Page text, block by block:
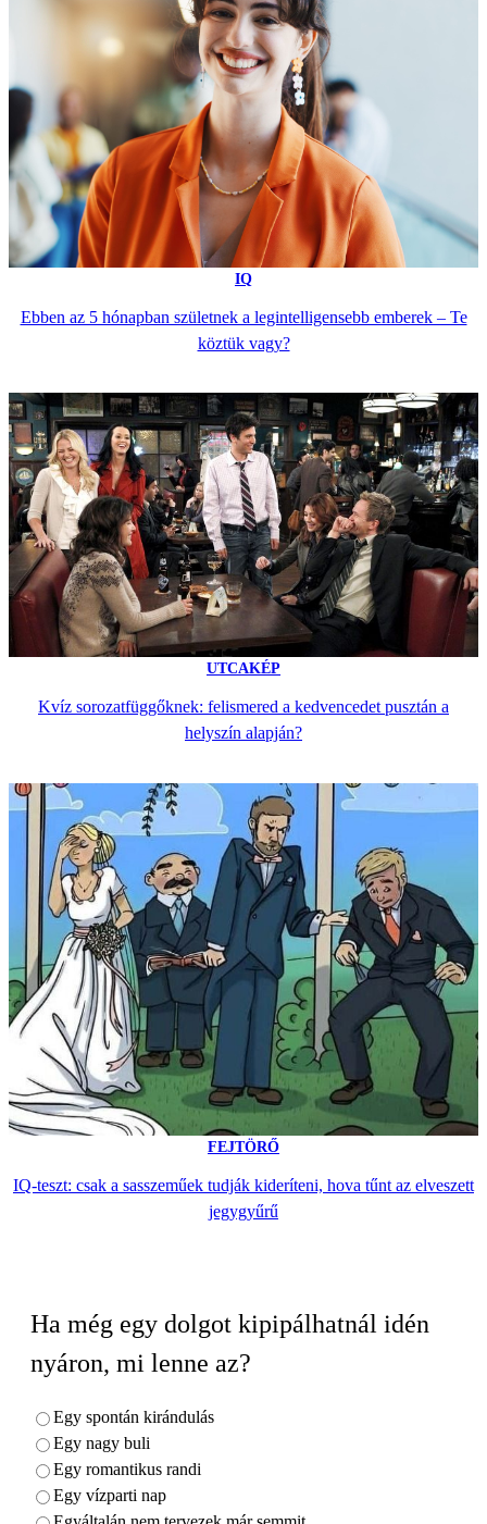
IQ
Ebben az 5 hónapban születnek a legintelligensebb emberek – Te
köztük vagy?
UTCAKÉP
Kvíz sorozatfüggőknek: felismered a kedvencedet pusztán a
helyszín alapján?
FEJTÖRŐ
IQ-teszt: csak a sasszeműek tudják kideríteni, hova tűnt az elveszett
jegygyűrű
Ha még egy dolgot kipipálhatnál idén
nyáron, mi lenne az?
Egy spontán kirándulás
Egy nagy buli
Egy romantikus randi
Egy vízparti nap